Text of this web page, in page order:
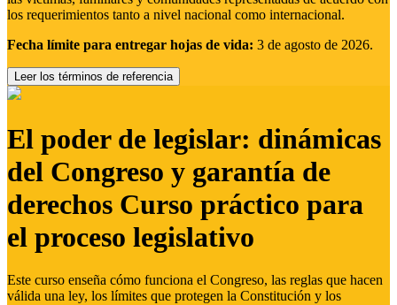
los requerimientos tanto a nivel nacional como internacional.
Fecha límite para entregar hojas de vida: 3 de agosto de 2026.
Leer los términos de referencia
El poder de legislar: dinámicas
del Congreso y garantía de
derechos Curso práctico para
el proceso legislativo
Este curso enseña cómo funciona el Congreso, las reglas que hacen
válida una ley, los límites que protegen la Constitución y los